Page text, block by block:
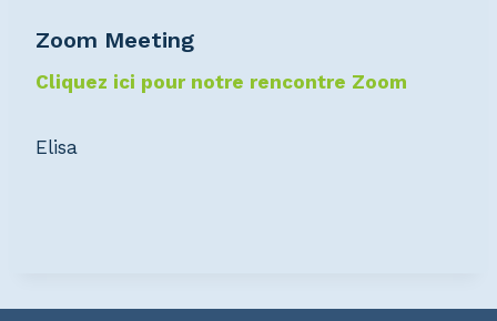
Zoom Meeting
Cliquez ici pour notre rencontre Zoom
Elisa